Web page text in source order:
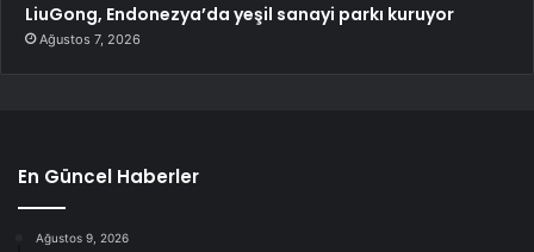
LiuGong, Endonezya’da yeşil sanayi parkı kuruyor
Ağustos 7, 2026
En Güncel Haberler
Ağustos 9, 2026